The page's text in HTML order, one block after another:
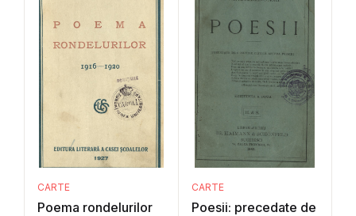
CARTE
Poema rondelurilor
CARTE
Poesii: precedate de